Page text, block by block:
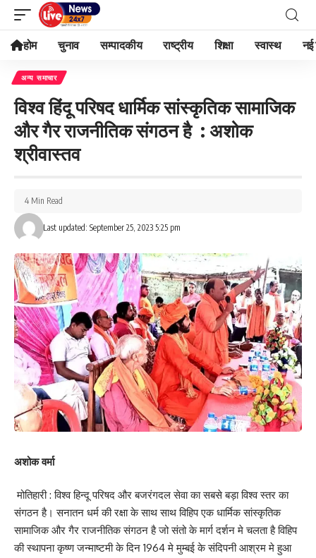
होम चुनाव सम्पादकीय राष्ट्रीय शिक्षा स्वास्थ नई
अन्य समाचार
विश्व हिंदू परिषद धार्मिक सांस्कृतिक सामाजिक
और गैर राजनीतिक संगठन है : अशोक
श्रीवास्तव
Last updated: September 25, 2023 5:25 pm
4 Min Read
अशोक वर्मा
मोतिहारी : विश्व हिन्दू परिषद और बजरंगदल सेवा का सबसे बड़ा विश्व स्तर का
संगठन है। सनातन धर्म की रक्षा के साथ साथ विहिप एक धार्मिक सांस्कृतिक
सामाजिक और गैर राजनीतिक संगठन है जो संतो के मार्ग दर्शन मे चलता है विहिप
की स्थापना कृष्ण जन्माष्टमी के दिन 1964 मे मुम्बई के संदिपनी आश्रम मे हुआ